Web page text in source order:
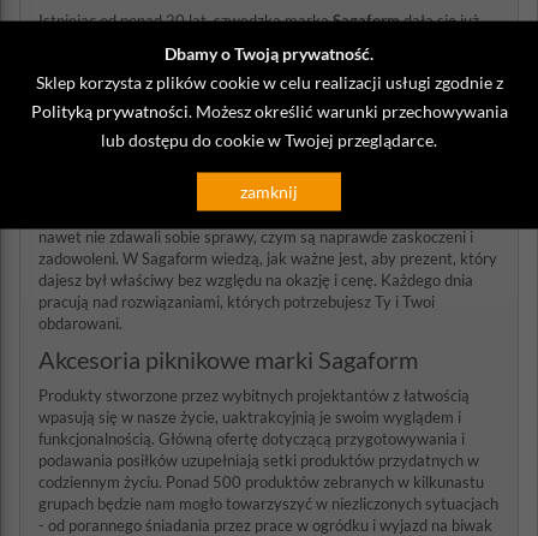
Dbamy o Twoją prywatność.
Sklep korzysta z plików cookie w celu realizacji usługi zgodnie z
Polityką prywatności. Możesz określić warunki przechowywania
lub dostępu do cookie w Twojej przeglądarce.
zamknij
Istniejąc od ponad 20 lat, szwedzka markaSagaformdała się już
wzornictwa, wysokiej jakości i niewygórowanych cen. Pomaga
tworzyć dobre, pełne miłości relacje, oferując starannie
wyselekcjonowane, dobrze zaprojektowane, atrakcyjne cenowo
dają lub nawet kupują sobie. Dzięki współpracy z renomowanymi
projektantami, oferuje prezenty odrobiną czegoś extra, co oznacza,
że są one dobrze odbierane przez większość ludzi, ponieważ
uzupełniają to, co już mają lub wykonują swoją funkcję, z której
nawet nie zdawali sobie sprawy, czym są naprawde zaskoczeni i
zadowoleni. W Sagaform wiedzą, jak ważne jest, aby prezent, który
dajesz był właściwy bez względu na okazję i cenę. Każdego dnia
pracują nad rozwiązaniami, których potrzebujesz Ty i Twoi
obdarowani.
Akcesoria piknikowe marki Sagaform
Produkty stworzone przez wybitnych projektantów z łatwością
wpasują się w nasze życie, uaktrakcyjnią je swoim wyglądem i
funkcjonalnością. Główną ofertę dotyczącą przygotowywania i
podawania posiłków uzupełniają setki produktów przydatnych w
codziennym życiu. Ponad 500 produktów zebranych w kilkunastu
grupach będzie nam mogło towarzyszyć w niezliczonych sytuacjach
- od porannego śniadania przez prace w ogródku i wyjazd na biwak